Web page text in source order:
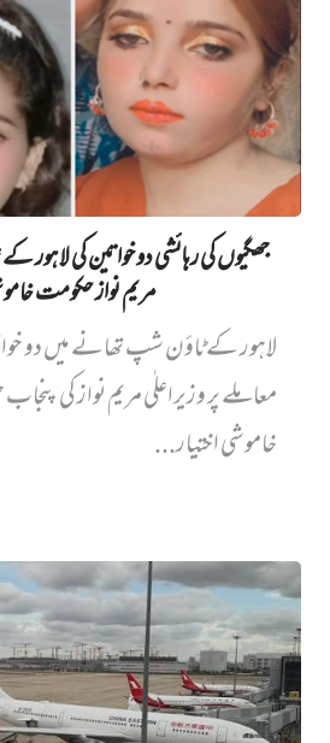
جھگیوں کی رہائشی دو خواتین کی لاہور
مریم نواز حکومت
لاہور کے ٹاؤن شپ تھانے میں دو
معاملے پر وزیراعلٰی مریم نواز کی
خاموشی اختیار...